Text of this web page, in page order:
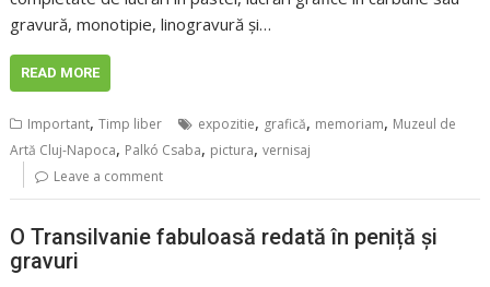
gravură, monotipie, linogravură și…
READ MORE
Important,Timp liber expozitie, grafică, memoriam, Muzeul de
Artă Cluj-Napoca, Palkó Csaba, pictura,vernisaj
Leave a comment
O Transilvanie fabuloasă redată în peniță și
gravuri